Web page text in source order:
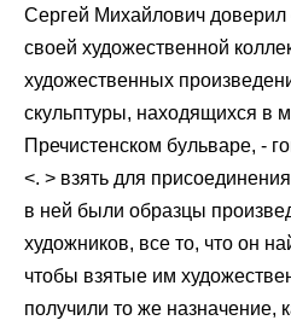
Сергей Михайлович доверил
своей художественной
художественных
скульптуры, находящихся в
Пречистенском бульваре, -
<. > взять для
в ней были образцы
художников, все то, что он
чтобы взятые им
получили то же назначение,